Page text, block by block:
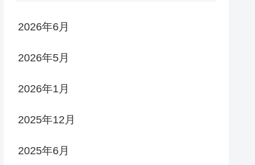
2026年6月
2026年5月
2026年1月
2025年12月
2025年6月